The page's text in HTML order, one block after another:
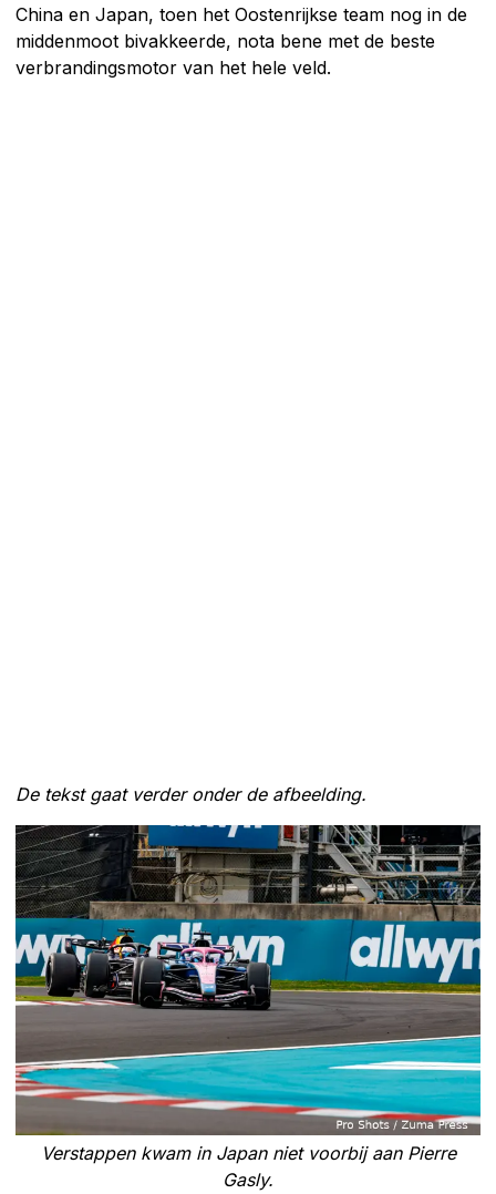
China en Japan, toen het Oostenrijkse team nog in de
middenmoot bivakkeerde, nota bene met de beste
verbrandingsmotor van het hele veld.
De tekst gaat verder onder de afbeelding.
Verstappen kwam in Japan niet voorbij aan Pierre
Gasly.